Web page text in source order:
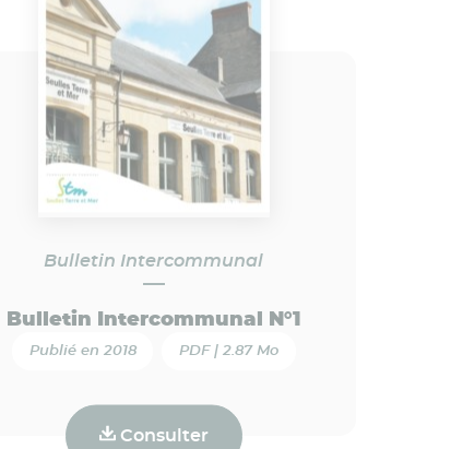
Bulletin Intercommunal
Bulletin Intercommunal N°1
Publié en 2018 PDF | 2.87 Mo
Consulter